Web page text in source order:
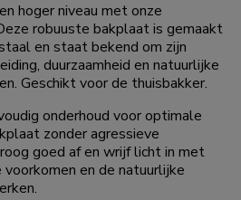
hoger niveau met onze
robuuste bakplaat is gemaakt
en staat bekend om zijn
duurzaamheid en natuurlijke
Geschikt voor de thuisbakker.
onderhoud voor optimale
zonder agressieve
goed af en wrijf licht in met
en de natuurlijke